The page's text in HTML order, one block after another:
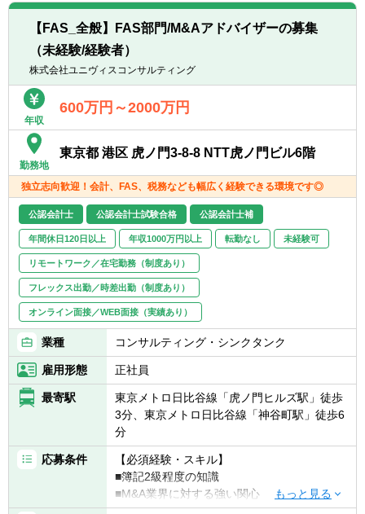
には、有しているスキル・ご経験に応じて以
下の業務でサポート頂くことを想定しており
ます。
■財務,税務,ビジネスデューデリジェンス
■株価算定
■PMI
■FA
【FAS_全般】FAS部門/M&Aアドバイザーの募集
（未経験/経験者）
株式会社ユニヴィスコンサルティング
年収
600万円～2000万円
勤務地
東京都 港区 虎ノ門3-8-8 NTT虎ノ門ビル6階
独立志向歓迎！会計、FAS、税務なども幅広く経験できる環境です◎
公認会計士 公認会計士試験合格 公認会計士補
年間休日120日以上 年収1000万円以上 転勤なし 未経験可
リモートワーク／在宅勤務（制度あり）
フレックス出勤／時差出勤（制度あり）
オンライン面接／WEB面接（実績あり）
業種 コンサルティング・シンクタンク
雇用形態 正社員
最寄駅
東京メトロ日比谷線「虎ノ門ヒルズ駅」徒歩
3分、東京メトロ日比谷線「神谷町駅」徒歩6
分
応募条件
【必須経験・スキル】
■簿記2級程度の知識
■M&A業界に対する強い関心